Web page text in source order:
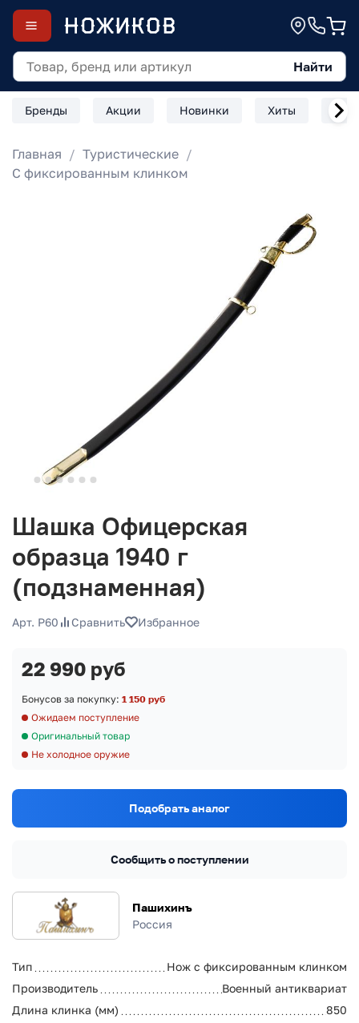
Найти
Бренды Акции Новинки Хиты
Главная
Туристические
С фиксированным клинком
Шашка Офицерская
образца 1940 г
(подзнаменная)
Арт. P60 Сравнить Избранное
Пашихинъ
Россия
Тип
Нож с фиксированным клинком
Производитель
Военный антиквариат
Длина клинка (мм)
850
22 990 руб
Бонусов за покупку: 1 150 руб
Ожидаем поступление
Оригинальный товар
Не холодное оружие
Подобрать аналог
Сообщить о поступлении